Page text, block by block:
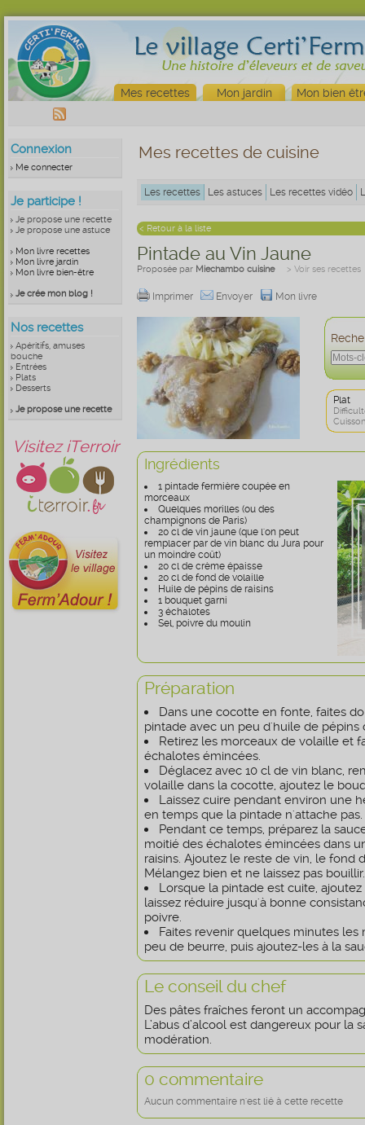
Mes recettes Mon jardin Mon bien
Connexion
Me connecter
Je participe !
Je propose une recette
Je propose une astuce
Mon livre recettes
Mon livre jardin
Mon livre bien-être
Je crée mon blog !
Nos recettes
Apéritifs, amuses
bouche
Entrées
Plats
Desserts
Je propose une recette
Visitez iTerroir
Mes recettes de cuisine
Les recettes Les astuces Les recettes vidéo
< Retour à la liste
Pintade au Vin Jaune
Proposée par Miechambo cuisine > Voir ses recettes
Imprimer Envoyer Mon livre
Plat
Ingrédients
1 pintade fermière coupée en
morceaux
Quelques morilles (ou des
champignons de Paris)
20 cl de vin jaune (que l'on peut
remplacer par de vin blanc du Jura pour
un moindre coût)
20 cl de crème épaisse
20 cl de fond de volaille
Huile de pépins de raisins
1 bouquet garni
3 échalotes
Sel, poivre du moulin
Préparation
Dans une cocotte en fonte, faites
pintade avec un peu d'huile de pépins
Retirez les morceaux de volaille et
échalotes émincées.
Déglacez avec 10 cl de vin blanc,
volaille dans la cocotte, ajoutez le
Laissez cuire pendant environ une
en temps que la pintade n'attache pas.
Pendant ce temps, préparez la
moitié des échalotes émincées dans
raisins. Ajoutez le reste de vin, le fond
Mélangez bien et ne laissez pas
Lorsque la pintade est cuite,
laissez réduire jusqu'à bonne
poivre.
Faites revenir quelques minutes
peu de beurre, puis ajoutez-les à la
Le conseil du chef
Des pâtes fraîches feront un
L’abus d’alcool est dangereux pour la
modération.
0 commentaire
Aucun commentaire n'est lié à cette recette